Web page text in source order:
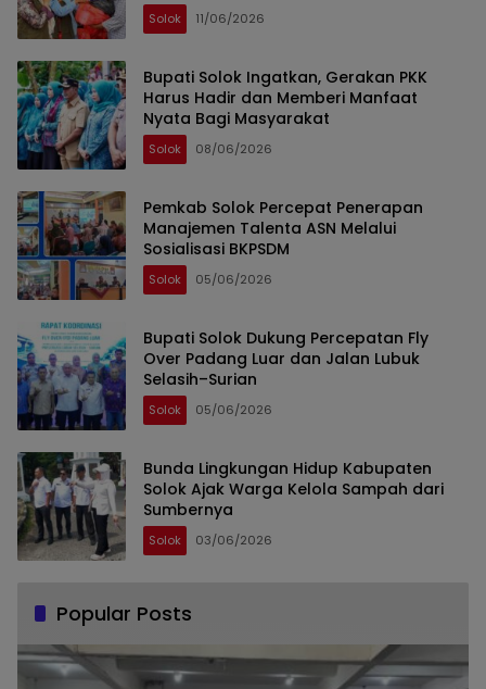
Solok 11/06/2026
Bupati Solok Ingatkan, Gerakan PKK
Harus Hadir dan Memberi Manfaat
Nyata Bagi Masyarakat
Solok 08/06/2026
Pemkab Solok Percepat Penerapan
Manajemen Talenta ASN Melalui
Sosialisasi BKPSDM
Solok 05/06/2026
Bupati Solok Dukung Percepatan Fly
Over Padang Luar dan Jalan Lubuk
Selasih–Surian
Solok 05/06/2026
Bunda Lingkungan Hidup Kabupaten
Solok Ajak Warga Kelola Sampah dari
Sumbernya
Solok 03/06/2026
Popular Posts